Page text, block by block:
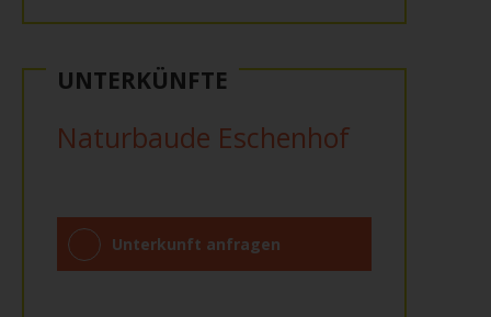
UNTERKÜNFTE
Naturbaude Eschenhof
Unterkunft anfragen